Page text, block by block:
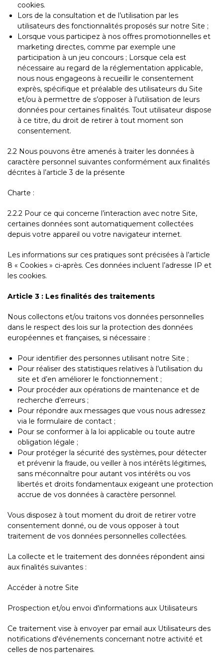
cookies.
Lors de la consultation et de l’utilisation par les
utilisateurs des fonctionnalités proposés sur notre Site ;
Lorsque vous participez à nos offres promotionnelles et
marketing directes, comme par exemple une
participation à un jeu concours ; Lorsque cela est
nécessaire au regard de la réglementation applicable,
nous nous engageons à recueillir le consentement
exprès, spécifique et préalable des utilisateurs du Site
et/ou à permettre de s’opposer à l’utilisation de leurs
données pour certaines finalités. Tout utilisateur dispose
à ce titre, du droit de retirer à tout moment son
consentement.
2.2 Nous pouvons être amenés à traiter les données à
caractère personnel suivantes conformément aux finalités
décrites à l’article 3 de la présente
Charte :
2.2.2 Pour ce qui concerne l’interaction avec notre Site,
certaines données sont automatiquement collectées
depuis votre appareil ou votre navigateur internet.
Les informations sur ces pratiques sont précisées à l’article
8 « Cookies » ci-après. Ces données incluent l’adresse IP et
les cookies.
Article 3 : Les finalités des traitements
Nous collectons et/ou traitons vos données personnelles
dans le respect des lois sur la protection des données
européennes et françaises, si nécessaire :
Pour identifier des personnes utilisant notre Site ;
Pour réaliser des statistiques relatives à l’utilisation du
site et d’en améliorer le fonctionnement ;
Pour procéder aux opérations de maintenance et de
recherche d’erreurs ;
Pour répondre aux messages que vous nous adressez
via le formulaire de contact ;
Pour se conformer à la loi applicable ou toute autre
obligation légale ;
Pour protéger la sécurité des systèmes, pour détecter
et prévenir la fraude, ou veiller à nos intérêts légitimes,
sans méconnaître pour autant vos intérêts ou vos
libertés et droits fondamentaux exigeant une protection
accrue de vos données à caractère personnel.
Vous disposez à tout moment du droit de retirer votre
consentement donné, ou de vous opposer à tout
traitement de vos données personnelles collectées.
La collecte et le traitement des données répondent ainsi
aux finalités suivantes :
Accéder à notre Site
Prospection et/ou envoi d'informations aux Utilisateurs
Ce traitement vise à envoyer par email aux Utilisateurs des
notifications d'événements concernant notre activité et
celles de nos partenaires.